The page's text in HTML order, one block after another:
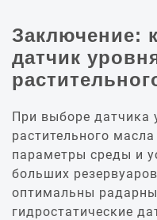
Заключение:
датчик
При выборе датчика
растительного
параметры среды и
больших
оптимальны
гидростатические